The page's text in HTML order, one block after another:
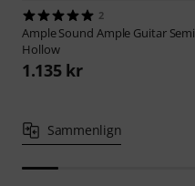
2
Ample Sound Ample Guitar Semi
Hollow
1.135 kr
Sammenlign